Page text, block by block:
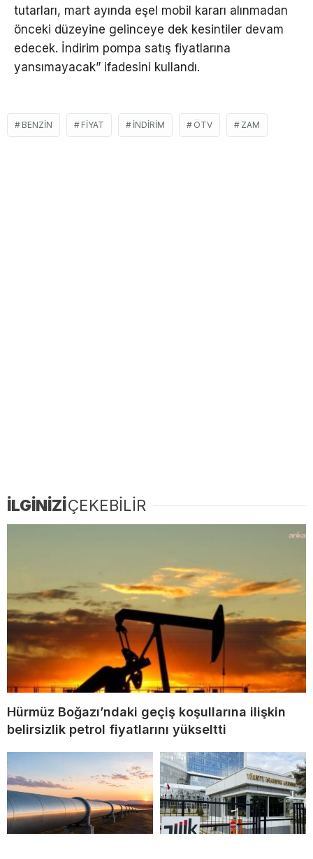
tutarları, mart ayında eşel mobil kararı alınmadan
önceki düzeyine gelinceye dek kesintiler devam
edecek. İndirim pompa satış fiyatlarına
yansımayacak” ifadesini kullandı.
BENZIN FIYAT İNDIRIM ÖTV ZAM
İLGİNİZİÇEKEBİLİR
Hürmüz Boğazı’ndaki geçiş koşullarına ilişkin
belirsizlik petrol fiyatlarını yükseltti